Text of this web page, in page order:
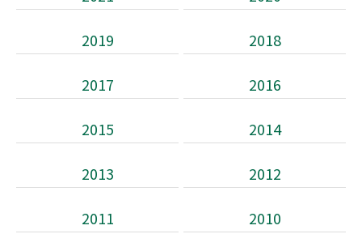
2019 2018
2017 2016
2015 2014
2013 2012
2011 2010